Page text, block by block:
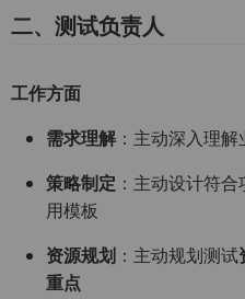
二、测试负责人
工作方面
需求理解 ：主动深入理解
策略制定 ：主动设计符
用模板
资源规划 ：主动规划测试
重点